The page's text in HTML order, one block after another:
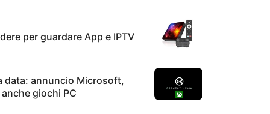
da non fare quando compri
per guardare App e IPTV
data: annuncio Microsoft,
anche giochi PC